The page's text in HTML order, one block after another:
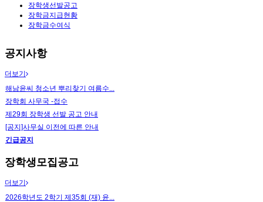
장학생선발공고
장학금지급현황
장학금수여식
공지사항
더보기
해남윤씨 청소년 뿌리찾기 여름수...
장학회 사무국 -접수
제29회 장학생 선발 공고 안내
[공지]사무실 이전에 따른 안내
긴급공지
장학생모집공고
더보기
2026학년도 2학기 제35회 (재) 윤...